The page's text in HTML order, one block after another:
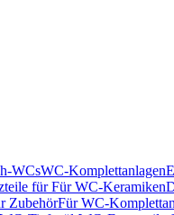
WCsWC-Komplettanlagen
für Für WC-Keramiken
ZubehörFür WC-